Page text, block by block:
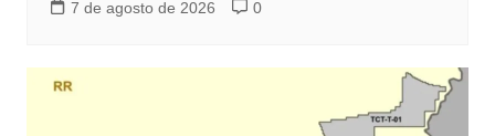
7 de agosto de 2026
0